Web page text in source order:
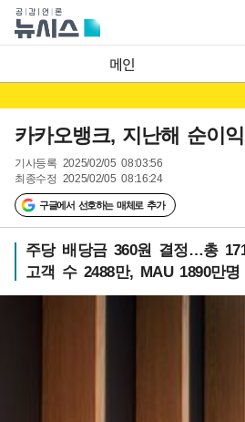
메인
카카오뱅크, 지난해 순이
기사등록 2025/02/05 08:03:56
최종수정 2025/02/05 08:16:24
구글에서 선호하는 매체로 추가
주당 배당금 360원 결정…총
고객 수 2488만, MAU 1890만